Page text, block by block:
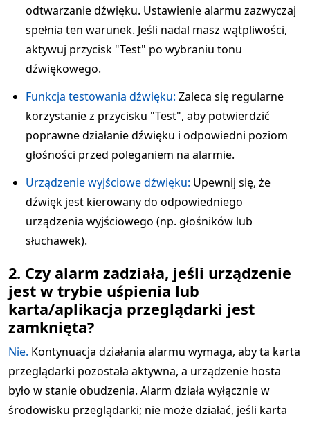
odtwarzanie dźwięku. Ustawienie alarmu zazwyczaj
spełnia ten warunek. Jeśli nadal masz wątpliwości,
aktywuj przycisk "Test" po wybraniu tonu
dźwiękowego.
Funkcja testowania dźwięku: Zaleca się regularne
korzystanie z przycisku "Test", aby potwierdzić
poprawne działanie dźwięku i odpowiedni poziom
głośności przed poleganiem na alarmie.
Urządzenie wyjściowe dźwięku: Upewnij się, że
dźwięk jest kierowany do odpowiedniego
urządzenia wyjściowego (np. głośników lub
słuchawek).
2. Czy alarm zadziała, jeśli urządzenie
jest w trybie uśpienia lub
karta/aplikacja przeglądarki jest
zamknięta?
Nie. Kontynuacja działania alarmu wymaga, aby ta karta
przeglądarki pozostała aktywna, a urządzenie hosta
było w stanie obudzenia. Alarm działa wyłącznie w
środowisku przeglądarki; nie może działać, jeśli karta